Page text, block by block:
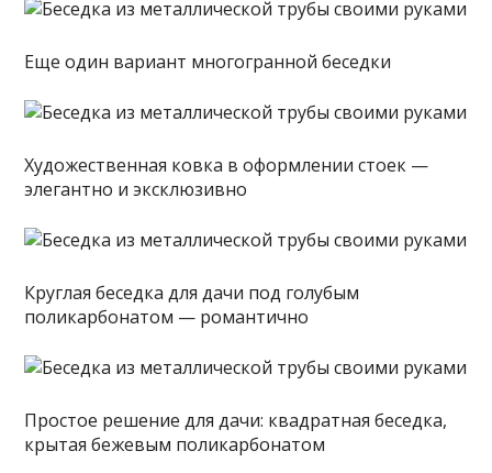
Еще один вариант многогранной беседки
Художественная ковка в оформлении стоек —
элегантно и эксклюзивно
Круглая беседка для дачи под голубым
поликарбонатом — романтично
Простое решение для дачи: квадратная беседка,
крытая бежевым поликарбонатом